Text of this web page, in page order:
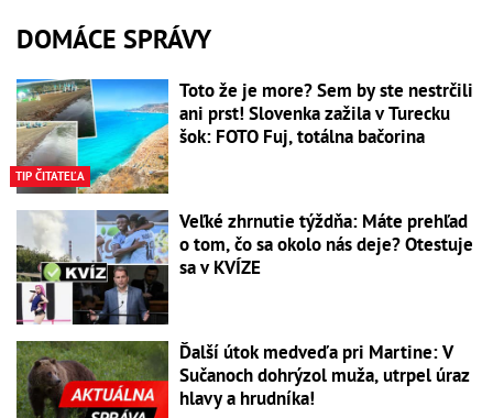
DOMÁCE SPRÁVY
TIP ČITATEĽA
Toto že je more? Sem by ste nestrčili
ani prst! Slovenka zažila v Turecku
šok: FOTO Fuj, totálna bačorina
Veľké zhrnutie týždňa: Máte prehľad
o tom, čo sa okolo nás deje? Otestuje
sa v KVÍZE
Ďalší útok medveďa pri Martine: V
Sučanoch dohrýzol muža, utrpel úraz
hlavy a hrudníka!